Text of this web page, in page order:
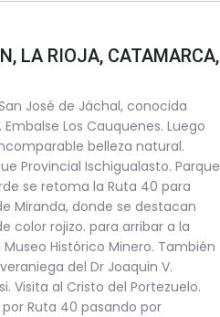
LA RIOJA, CATAMARCA,
José de Jáchal, conocida
Los Cauquenes. Luego
belleza natural.
Provincial Ischigualasto. Parque
se retoma la Ruta 40 para
Miranda, donde se destacan
color rojizo. para arribar a la
Histórico Minero. También
del Dr Joaquin V.
Visita al Cristo del Portezuelo.
Ruta 40 pasando por